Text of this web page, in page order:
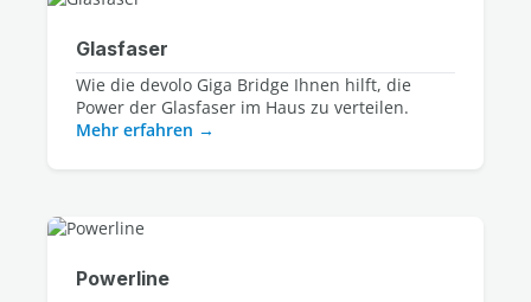
Glasfaser
Wie die devolo Giga Bridge Ihnen hilft, die
Power der Glasfaser im Haus zu verteilen.
Mehr erfahren
Powerline